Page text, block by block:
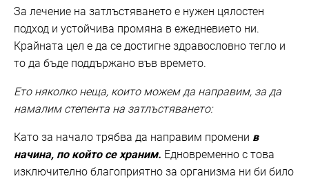
За лечение на затлъстяването е нужен цялостен
подход и устойчива промяна в ежедневието ни.
Крайната цел е да се достигне здравословно тегло и
то да бъде поддържано във времето.
Ето няколко неща, които можем да направим, за да
намалим степента на затлъстяването:
Като за начало трябва да направим промени в
начина, по който се храним. Едновременно с това
изключително благоприятно за организма ни би било